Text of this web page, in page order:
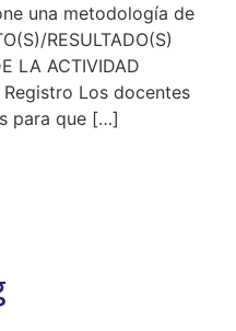
una metodología de
RESULTADO(S)
LA ACTIVIDAD
Registro Los docentes
para que […]